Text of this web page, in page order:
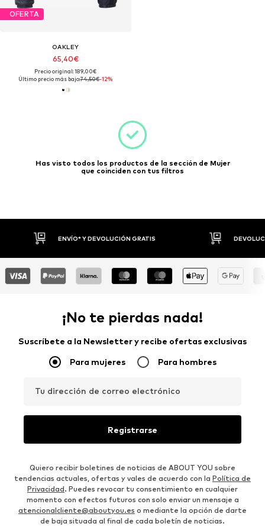
OFERTA
OAKLEY
65,40€
Precio original: 189,00€
Último precio más bajo:74,50€-12%
Has visto todos los productos de la sección de Mujer
que coinciden con tus filtros
DEVOLUCIONES HASTA 30 DÍAS
¡No te pierdas nada!
Suscríbete a la Newsletter y recibe ofertas exclusivas
Para mujeres Para hombres
Tu dirección de correo electrónico
Registrarse
Quiero recibir boletines de noticias de ABOUT YOU sobre
tendencias actuales, ofertas y vales de acuerdo con la Política de
Privacidad. Puedes revocar tu consentimiento en cualquier
momento con efectos futuros con solo enviar un mensaje a
atencionalcliente@aboutyou.es o mediante la opción de darte
de baja situada al final de cada boletín de noticias.